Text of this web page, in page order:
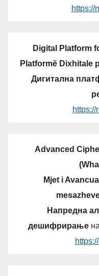
https://
Digital Platform
Platformë Dixhitale
Дигитална
https://
Advanced
Mjet i
Напредна
дешифрирање